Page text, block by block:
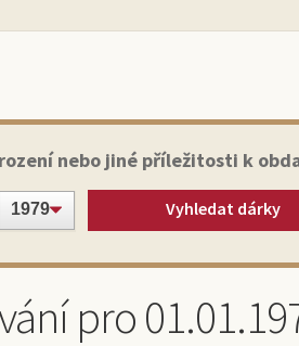
nebo jiné příležitosti k
Vyhledat dárky
pro